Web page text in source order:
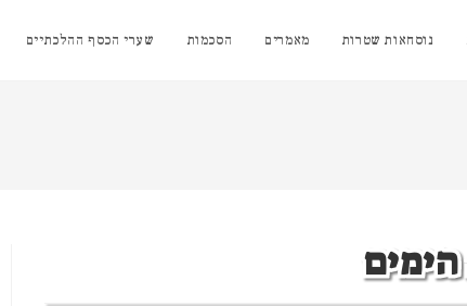
נוסחאות שטרות מאמרים הסכמות שערי הכסף ההלכתיים